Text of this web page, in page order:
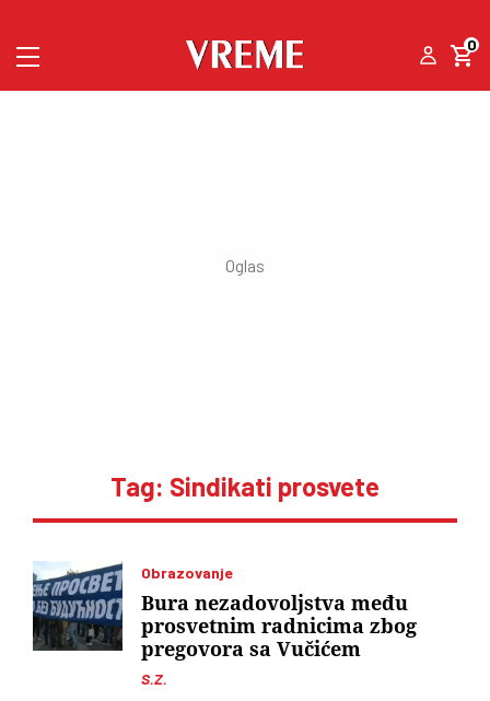
0
Tag: Sindikati prosvete
Obrazovanje
S.Z.
Bura nezadovoljstva među
prosvetnim radnicima zbog
pregovora sa Vučićem